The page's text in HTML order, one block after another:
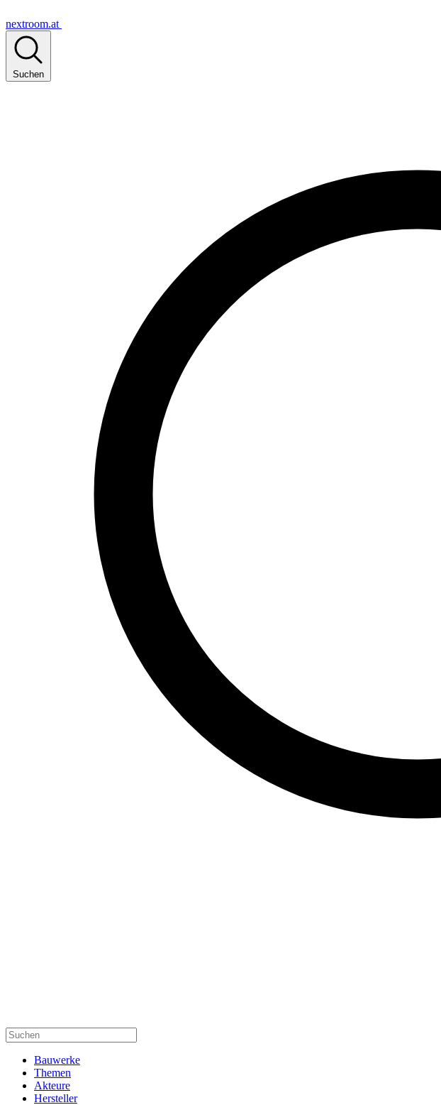
nextroom.at
Suchen
Bauwerke
Themen
Akteure
Hersteller